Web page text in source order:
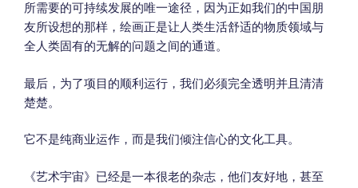
所需要的可持续发展的唯一途径，因为正如我们的中国朋
友所设想的那样，绘画正是让人类生活舒适的物质领域与
全人类固有的无解的问题之间的通道。
最后，为了项目的顺利运行，我们必须完全透明并且清清
楚楚。
它不是纯商业运作，而是我们倾注信心的文化工具。
《艺术宇宙》已经是一本很老的杂志，他们友好地，甚至